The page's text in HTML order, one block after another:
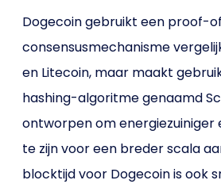
Dogecoin gebruikt een proof-
consensusmechanisme
en Litecoin, maar maakt
hashing-algoritme genaamd
ontworpen om energiezuiniger
te zijn voor een breder scala
blocktijd voor Dogecoin is ook